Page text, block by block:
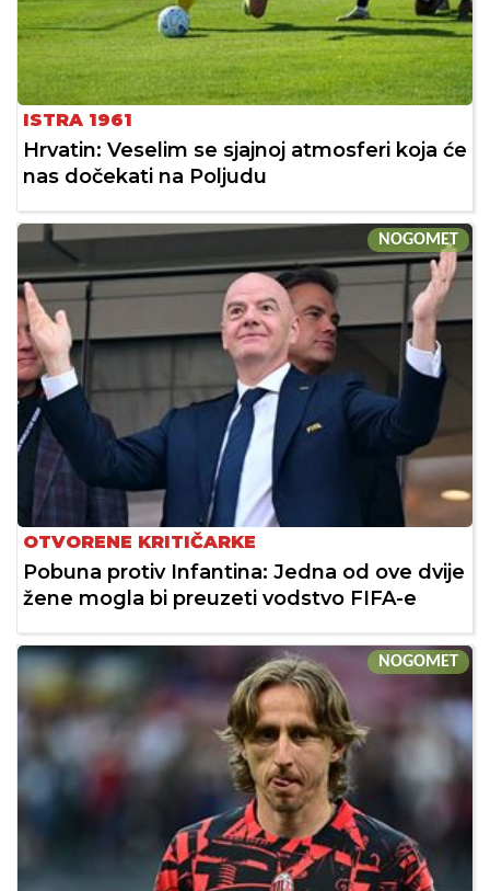
ISTRA 1961
Hrvatin: Veselim se sjajnoj atmosferi koja će
nas dočekati na Poljudu
NOGOMET
OTVORENE KRITIČARKE
Pobuna protiv Infantina: Jedna od ove dvije
žene mogla bi preuzeti vodstvo FIFA-e
NOGOMET